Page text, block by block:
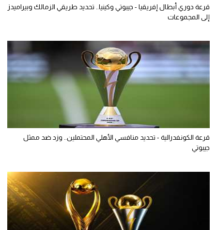
قرعة دوري أبطال إفريقيا - جيبوتي وكينيا.. تحديد طريقي الزمالك وبيراميدز
إلى المجموعات
قرعة الكونفدرالية - تحديد منافسي الأهلي المحتملين.. وزد ضد ممثل
جيبوتي